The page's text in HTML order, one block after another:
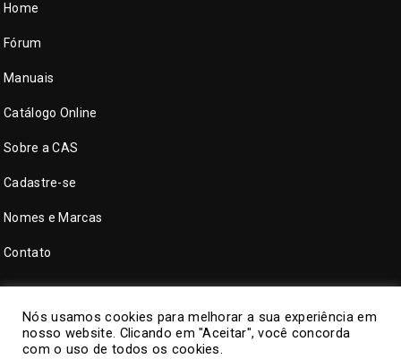
Home
Fórum
Manuais
Catálogo Online
Sobre a CAS
Cadastre-se
Nomes e Marcas
Contato
Nós usamos cookies para melhorar a sua experiência em
nosso website. Clicando em "Aceitar", você concorda
com o uso de todos os cookies.